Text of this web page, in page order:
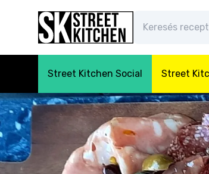
Street Kitchen Social Street